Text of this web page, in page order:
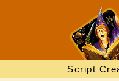
Script